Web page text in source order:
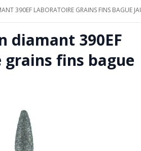
390EF LABORATOIRE GRAINS FINS BAGUE
diamant 390EF
fins bague